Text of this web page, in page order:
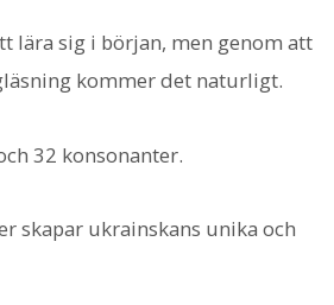
lära sig i början, men genom att
kommer det naturligt.
32 konsonanter.
skapar ukrainskans unika och